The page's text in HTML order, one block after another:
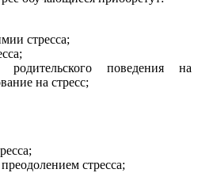
стресса;
поведения на
на стресс;
стресса;